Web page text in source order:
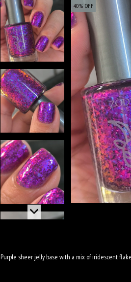
40% OFF
Purple sheer jelly base with a mix of iridescent